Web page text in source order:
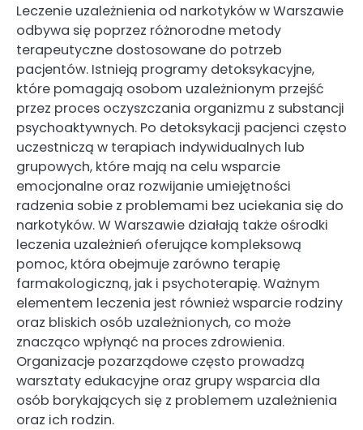
Leczenie uzależnienia od narkotyków w Warszawie
odbywa się poprzez różnorodne metody
terapeutyczne dostosowane do potrzeb
pacjentów. Istnieją programy detoksykacyjne,
które pomagają osobom uzależnionym przejść
przez proces oczyszczania organizmu z substancji
psychoaktywnych. Po detoksykacji pacjenci często
uczestniczą w terapiach indywidualnych lub
grupowych, które mają na celu wsparcie
emocjonalne oraz rozwijanie umiejętności
radzenia sobie z problemami bez uciekania się do
narkotyków. W Warszawie działają także ośrodki
leczenia uzależnień oferujące kompleksową
pomoc, która obejmuje zarówno terapię
farmakologiczną, jak i psychoterapię. Ważnym
elementem leczenia jest również wsparcie rodziny
oraz bliskich osób uzależnionych, co może
znacząco wpłynąć na proces zdrowienia.
Organizacje pozarządowe często prowadzą
warsztaty edukacyjne oraz grupy wsparcia dla
osób borykających się z problemem uzależnienia
oraz ich rodzin.